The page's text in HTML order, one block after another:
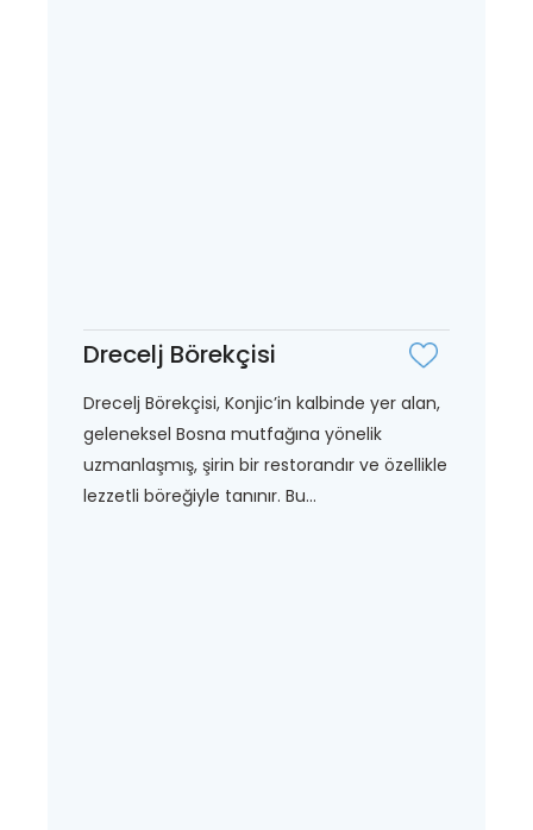
Drecelj Börekçisi
Drecelj Börekçisi, Konjic’in kalbinde yer alan,
geleneksel Bosna mutfağına yönelik
uzmanlaşmış, şirin bir restorandır ve özellikle
lezzetli böreğiyle tanınır. Bu...